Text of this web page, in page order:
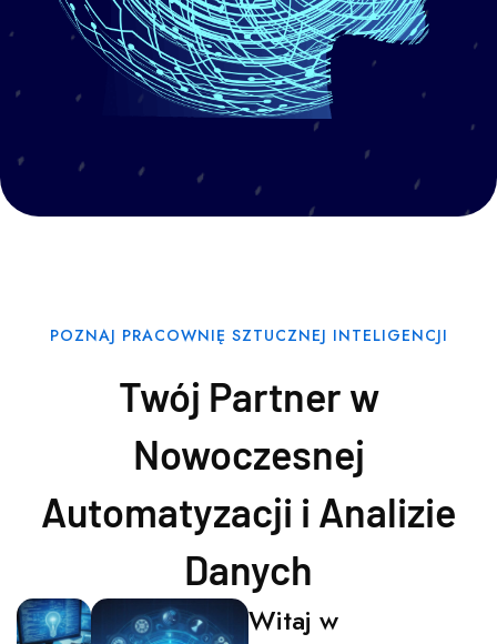
POZNAJ PRACOWNIĘ SZTUCZNEJ INTELIGENCJI
Twój Partner w
Nowoczesnej
Automatyzacji i Analizie
Danych
Witaj w